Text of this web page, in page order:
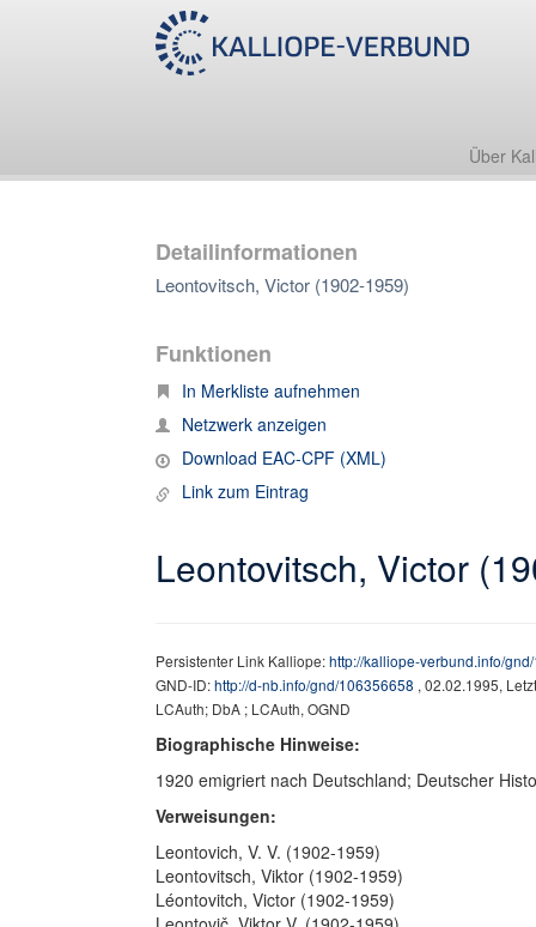
Über
Detailinformationen
Leontovitsch, Victor (1902-1959)
Funktionen
In Merkliste aufnehmen
Netzwerk anzeigen
Download EAC-CPF (XML)
Link zum Eintrag
Leontovitsch, Victor
Persistenter Link Kalliope:http://kalliope-verbund.info/
GND-ID:http://d-nb.info/gnd/106356658 , 02.02.1995,
LCAuth; DbA ; LCAuth, OGND
Biographische Hinweise:
1920 emigriert nach Deutschland; Deutscher
Verweisungen:
Leontovich, V. V. (1902-1959)
Leontovitsch, Viktor (1902-1959)
Léontovitch, Victor (1902-1959)